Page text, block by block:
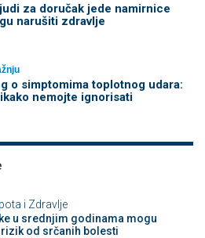
za doručak jede namirnice
narušiti zdravlje
o simptomima toplotnog udara:
nemojte ignorisati
i Zdravlje
u srednjim godinama mogu
od srčanih bolesti